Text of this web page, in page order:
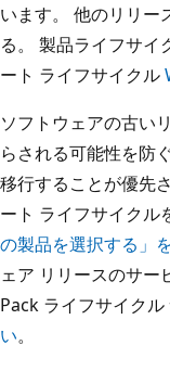
います。 他のリリー
る。 製品ライフサ
ート ライフサイクル
ソフトウェアの古い
らされる可能性を防
移行することが優先
ート ライフサイクル
の製品を選択する」
ェア リリースのサー
Pack ライフサイク
い。